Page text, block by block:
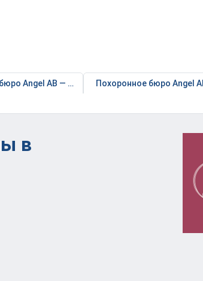
Похоронное бюро Angel AB — Ул. Золитудес 34К1 в Риге
в